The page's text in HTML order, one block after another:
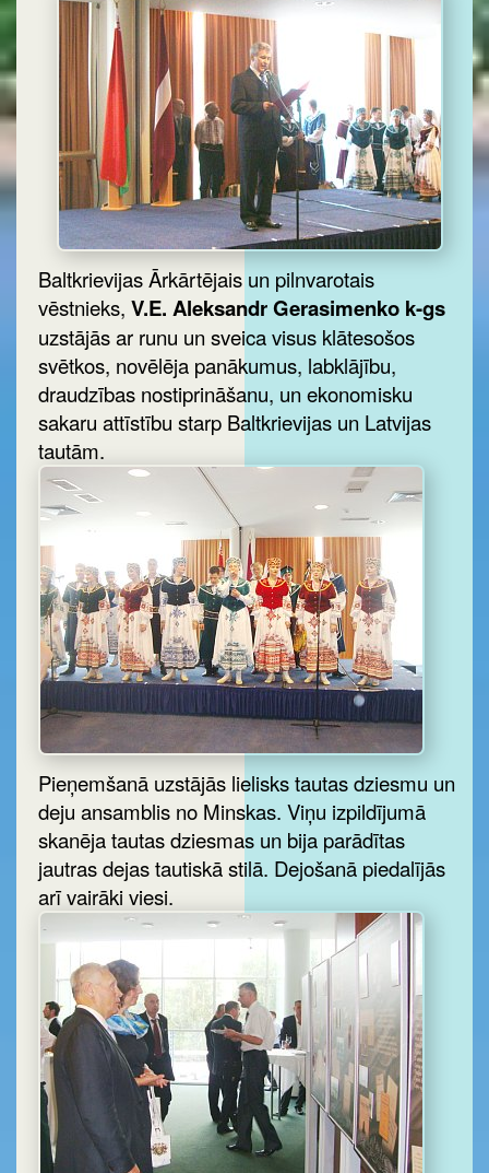
Baltkrievijas Ārkārtējais un pilnvarotais
vēstnieks, V.E. Aleksandr Gerasimenko k-gs
uzstājās ar runu un sveica visus klātesošos
svētkos, novēlēja panākumus, labklājību,
draudzības nostiprināšanu, un ekonomisku
sakaru attīstību starp Baltkrievijas un Latvijas
tautām.
Pieņemšanā uzstājās lielisks tautas dziesmu un
deju ansamblis no Minskas. Viņu izpildījumā
skanēja tautas dziesmas un bija parādītas
jautras dejas tautiskā stilā. Dejošanā piedalījās
arī vairāki viesi.